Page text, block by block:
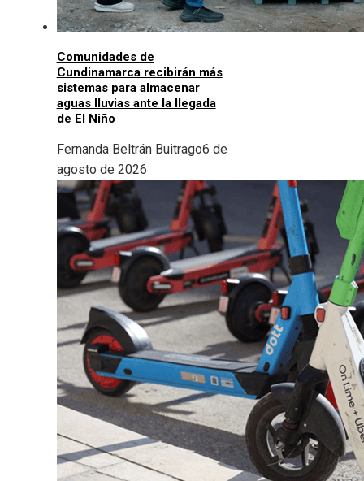
Comunidades de
Cundinamarca recibirán más
sistemas para almacenar
aguas lluvias ante la llegada
de El Niño
Fernanda Beltrán Buitrago6 de
agosto de 2026